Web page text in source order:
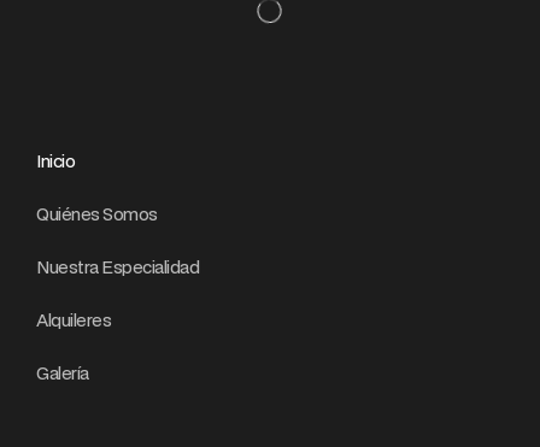
Inicio
Quiénes Somos
Nuestra Especialidad
Alquileres
Galería